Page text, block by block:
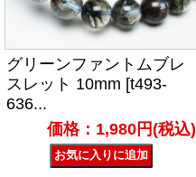
グリーンファントムブレ
スレット 10mm [t493-
636...
価格：1,980円(税込)